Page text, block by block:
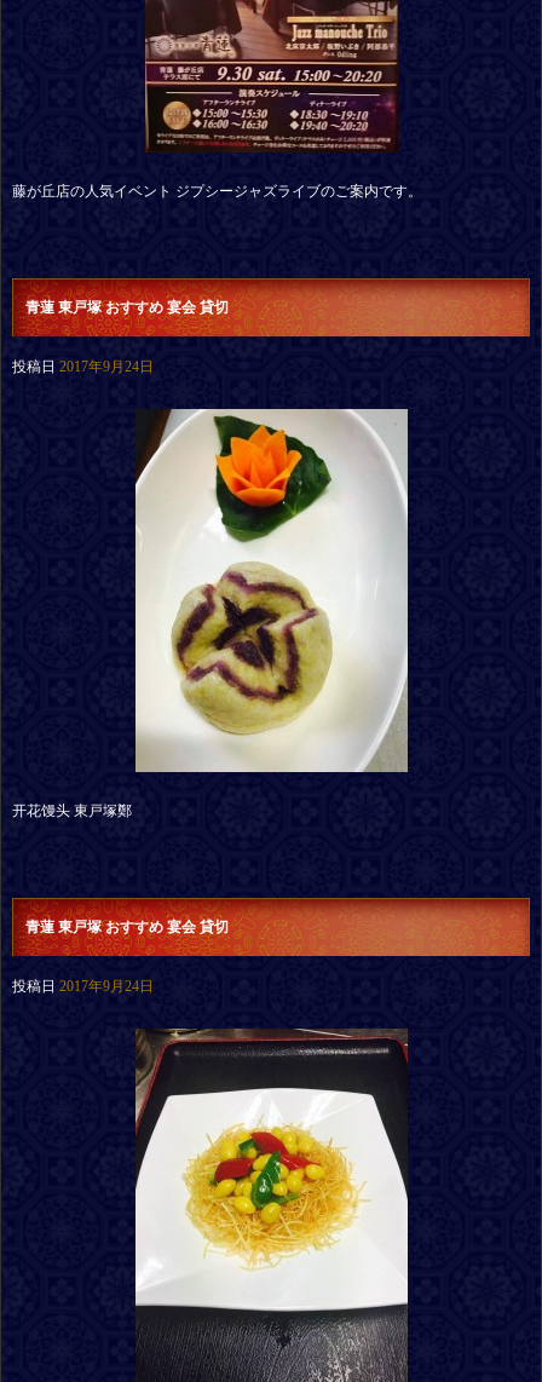
藤が丘店の人気イベント ジプシージャズライブのご案内です。
青蓮 東戸塚 おすすめ 宴会 貸切
投稿日 2017年9月24日
开花馒头 東戸塚鄭
青蓮 東戸塚 おすすめ 宴会 貸切
投稿日 2017年9月24日